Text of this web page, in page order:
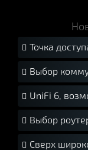
 Точка
 Выбор
 UniFi 6,
 Выбор роутера UniFi - сравнение
 Сверх